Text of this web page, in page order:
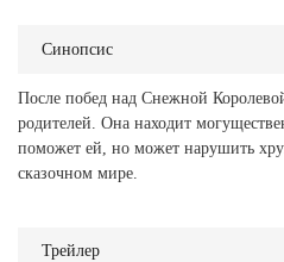
Синопсис
После побед над Снежной
родителей. Она находит
поможет ей, но может нарушить
сказочном мире.
Трейлер